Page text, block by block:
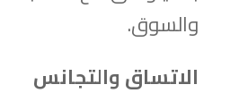
والسوق.
الاتساق والتجانس